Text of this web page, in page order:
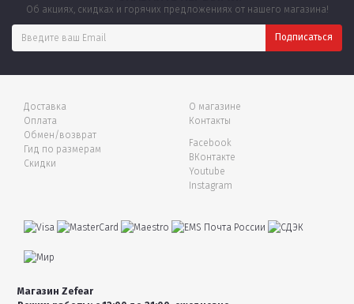
Об акциях, скидках и горячих предложениях от нашего магазина!
Доставка
Оплата
Обмен/возврат
Гид по размерам
Скидки
О магазине
Контакты
Facebook
ВКонтакте
Youtube
Instagram
Магазин Zefear